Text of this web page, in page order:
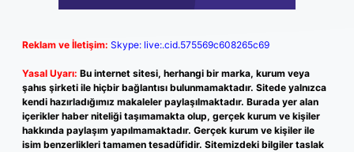
Reklam ve İletişim: Skype: live:.cid.575569c608265c69
Yasal Uyarı: Bu internet sitesi, herhangi bir marka, kurum veya
şahıs şirketi ile hiçbir bağlantısı bulunmamaktadır. Sitede yalnızca
kendi hazırladığımız makaleler paylaşılmaktadır. Burada yer alan
içerikler haber niteliği taşımamakta olup, gerçek kurum ve kişiler
hakkında paylaşım yapılmamaktadır. Gerçek kurum ve kişiler ile
isim benzerlikleri tamamen tesadüfidir. Sitemizdeki bilgiler taslak